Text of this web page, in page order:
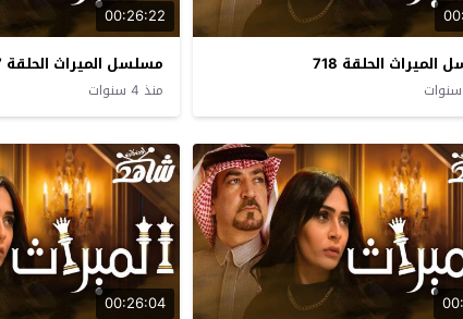
الحلقة 718
00:26:22
مسلسل الميراث الحلقة 717
منذ 4 سنوات
00:26:04